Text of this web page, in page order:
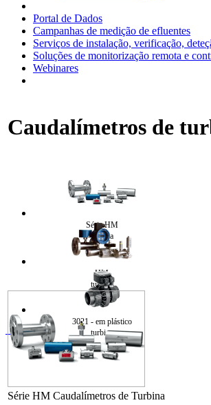
Portal de Dados
Campanhas de medição de efluentes
Serviços de instalação, verificação,
Soluções de monitorização remota e
Webinares
Caudalímetros de
Série HM
turbina
HM
turbina
3021 - em plástico
turbina
Série HM Caudalímetros de Turbina